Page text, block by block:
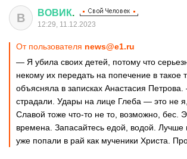
В ВОВИК.
12:29, 11.12.2023
От пользователя news@e1.ru
— Я убила своих детей, потому что
некому их передать на попечение в
объясняла в записках Анастасия
страдали. Удары на лице Глеба — это не
Славой тоже что-то не то, возможно, бес.
времена. Запасайтесь едой, водой. Лучше
уже попали в рай как мученики Христа.